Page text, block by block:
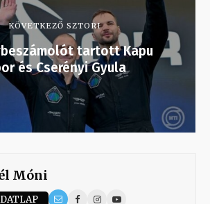
KÖVETKEZŐ SZTORI
tartott Kapu
és Cserényi Gyula
Móni